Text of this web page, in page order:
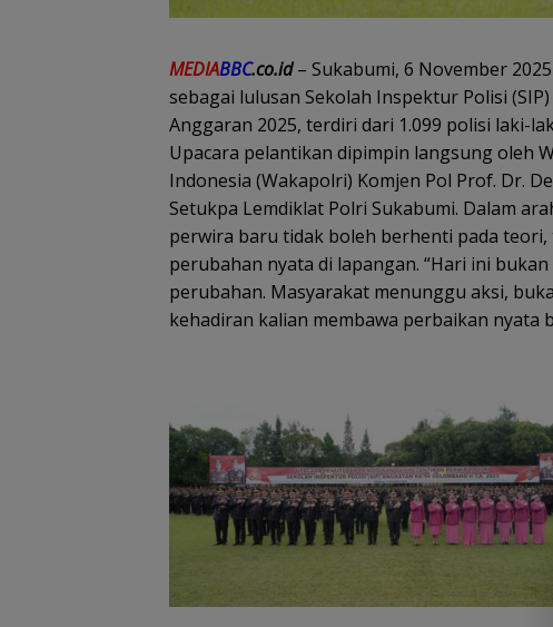
MEDIABBC.co.id– Sukabumi, 6 November
sebagai lulusan Sekolah Inspektur Polisi
Anggaran 2025, terdiri dari 1.099 polisi laki-
Upacara pelantikan dipimpin langsung oleh
Indonesia (Wakapolri) Komjen Pol Prof. Dr.
Setukpa Lemdiklat Polri Sukabumi. Dalam
perwira baru tidak boleh berhenti pada
perubahan nyata di lapangan. “Hari ini
perubahan. Masyarakat menunggu aksi,
kehadiran kalian membawa perbaikan nyata